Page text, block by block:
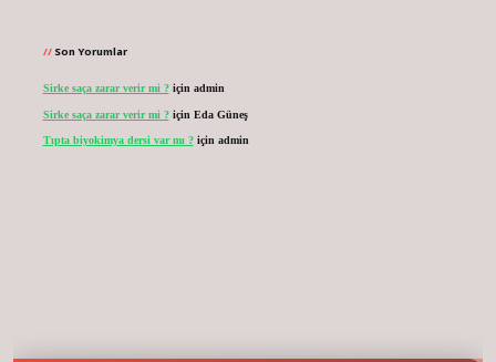
Son Yorumlar
Sirke saça zarar verir mi ?için admin
Sirke saça zarar verir mi ?için Eda Güneş
Tıpta biyokimya dersi var mı ?için admin